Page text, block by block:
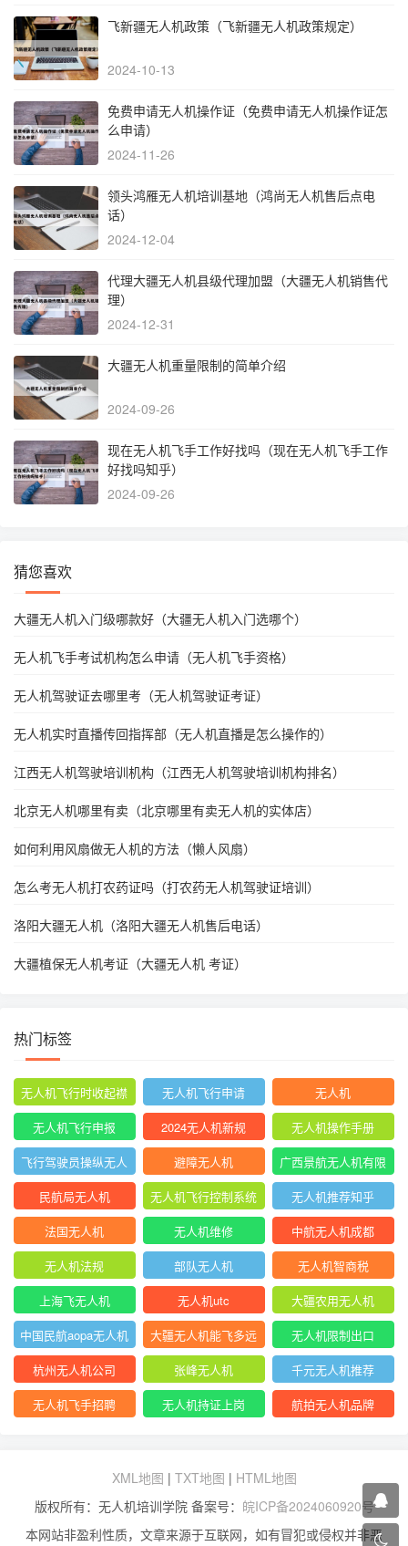
飞新疆无人机政策（飞新疆无人机政策规定）
2024-10-13
免费申请无人机操作证（免费申请无人机操作证怎
么申请）
2024-11-26
领头鸿雁无人机培训基地（鸿尚无人机售后点电
话）
2024-12-04
代理大疆无人机县级代理加盟（大疆无人机销售代
理）
2024-12-31
大疆无人机重量限制的简单介绍
2024-09-26
现在无人机飞手工作好找吗（现在无人机飞手工作
好找吗知乎）
2024-09-26
猜您喜欢
大疆无人机入门级哪款好（大疆无人机入门选哪个）
无人机飞手考试机构怎么申请（无人机飞手资格）
无人机驾驶证去哪里考（无人机驾驶证考证）
无人机实时直播传回指挥部（无人机直播是怎么操作的）
江西无人机驾驶培训机构（江西无人机驾驶培训机构排名）
北京无人机哪里有卖（北京哪里有卖无人机的实体店）
如何利用风扇做无人机的方法（懒人风扇）
怎么考无人机打农药证吗（打农药无人机驾驶证培训）
洛阳大疆无人机（洛阳大疆无人机售后电话）
大疆植保无人机考证（大疆无人机 考证）
热门标签
无人机飞行时收起襟
翼
无人机飞行申请
无人机
无人机飞行申报
2024无人机新规
无人机操作手册
飞行驾驶员操纵无人
机坡度转弯时
避障无人机
广西景航无人机有限
公司官网首页
民航局无人机
无人机飞行控制系统
中的pid控制器
无人机推荐知乎
法国无人机
无人机维修
中航无人机成都
无人机法规
部队无人机
无人机智商税
上海飞无人机
无人机utc
大疆农用无人机
中国民航aopa无人机
驾驶员合格证
大疆无人机能飞多远
无人机限制出口
杭州无人机公司
张峰无人机
千元无人机推荐
无人机飞手招聘
无人机持证上岗 航拍无人机品牌
XML地图 | TXT地图 | HTML地图
版权所有：无人机培训学院 备案号： 皖ICP备2024060920号
本网站非盈利性质，文章来源于互联网，如有冒犯或侵权并非恶